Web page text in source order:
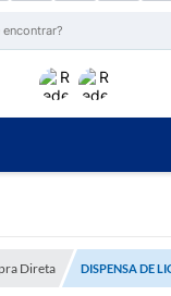
Direta DISPENSA DE